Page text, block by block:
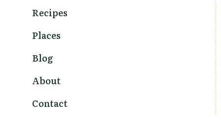
Recipes
Places
Blog
About
Contact